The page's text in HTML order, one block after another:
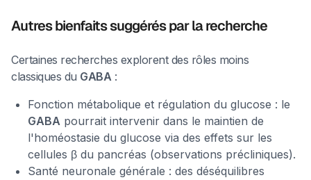
Autres bienfaits suggérés par la recherche
Certaines recherches explorent des rôles moins
classiques du GABA:
Fonction métabolique et régulation du glucose : le
GABA pourrait intervenir dans le maintien de
l'homéostasie du glucose via des effets sur les
cellules β du pancréas (observations précliniques).
Santé neuronale générale : des déséquilibres